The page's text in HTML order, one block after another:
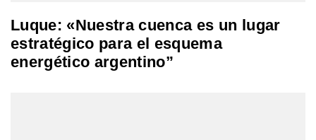
Luque: «Nuestra cuenca es un lugar
estratégico para el esquema
energético argentino”